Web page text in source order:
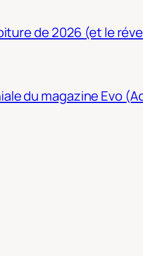
de 2026 (et le
du magazine Evo